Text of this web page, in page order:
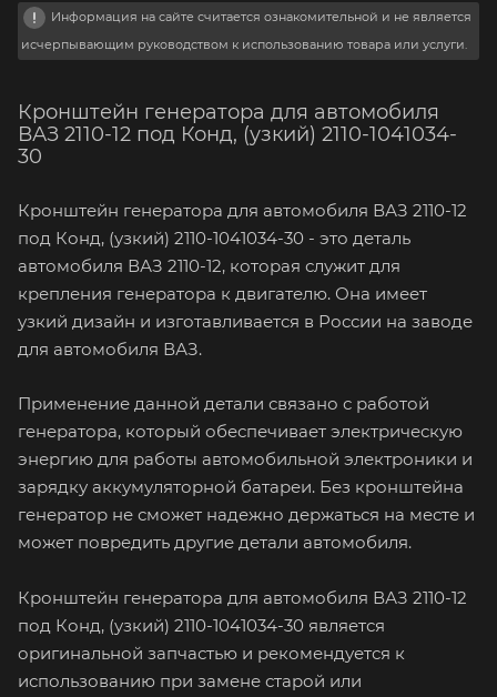
Информация на сайте считается ознакомительной и не является
исчерпывающим руководством к использованию товара или услуги.
Кронштейн генератора для автомобиля
ВАЗ 2110-12 под Конд, (узкий) 2110-1041034-
30
Кронштейн генератора для автомобиля ВАЗ 2110-12
под Конд, (узкий) 2110-1041034-30 - это деталь
автомобиля ВАЗ 2110-12, которая служит для
крепления генератора к двигателю. Она имеет
узкий дизайн и изготавливается в России на заводе
для автомобиля ВАЗ.
Применение данной детали связано с работой
генератора, который обеспечивает электрическую
энергию для работы автомобильной электроники и
зарядку аккумуляторной батареи. Без кронштейна
генератор не сможет надежно держаться на месте и
может повредить другие детали автомобиля.
Кронштейн генератора для автомобиля ВАЗ 2110-12
под Конд, (узкий) 2110-1041034-30 является
оригинальной запчастью и рекомендуется к
использованию при замене старой или